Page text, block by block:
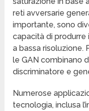
reti avversarie
importante, sono
capacità di produrre
a bassa risoluzione.
le GAN combinano
discriminatore e
Numerose
tecnologia, inclusa